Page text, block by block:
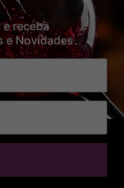
receba
e Novidades